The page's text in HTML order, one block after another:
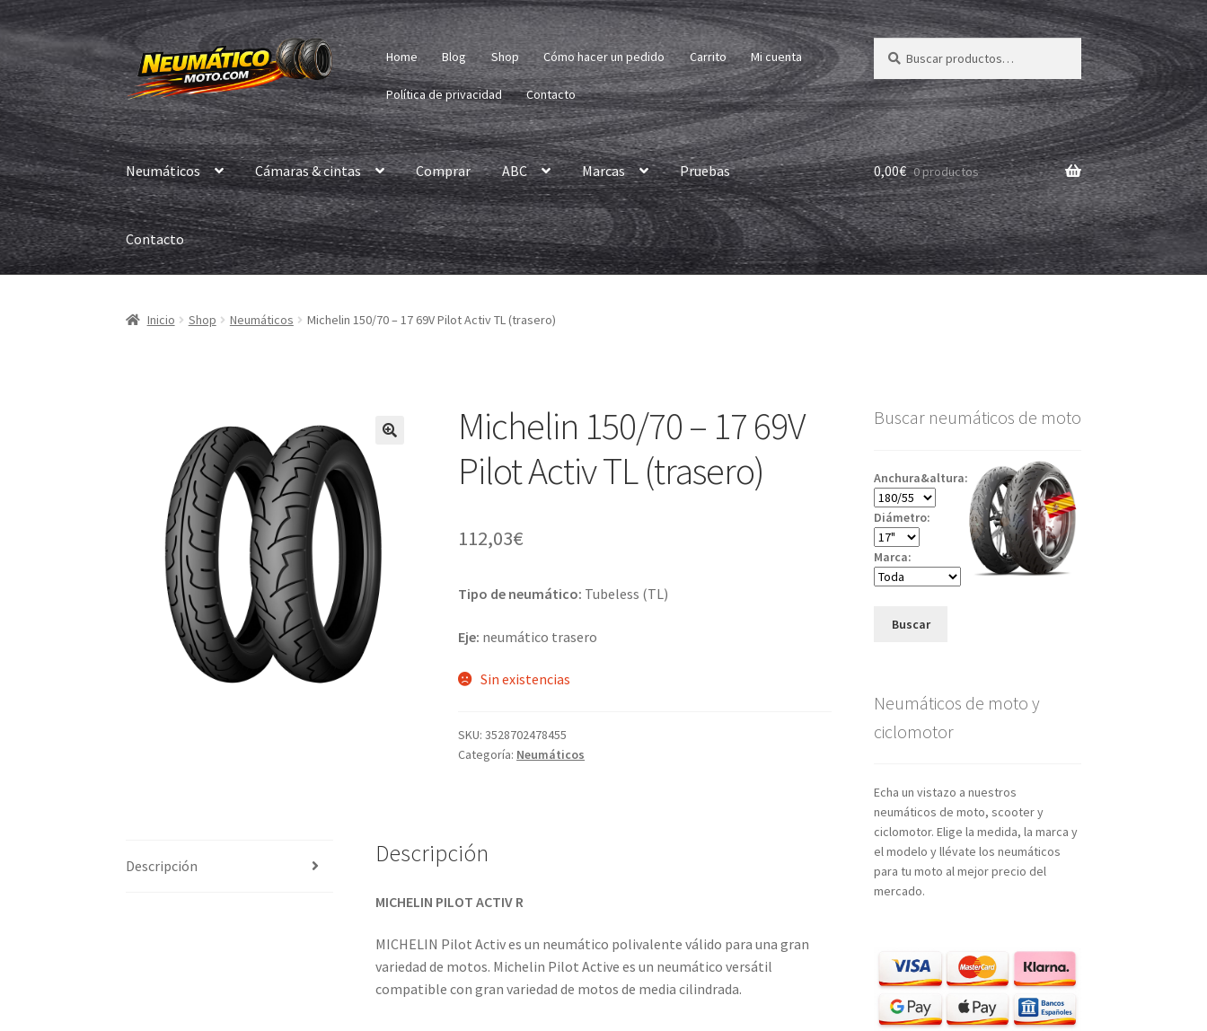
Ir
a
la
navegación
Ir
al
contenido
Home Blog Shop Cómo hacer un pedido Carrito Mi cuenta
Política de privacidad Contacto
Buscar
por:
Buscar
Neumáticos Cámaras & cintas Comprar ABC Marcas Pruebas
Contacto
0,00€ 0 productos
Inicio Shop Neumáticos Michelin 150/70 – 17 69V Pilot Activ TL (trasero)
Michelin 150/70 – 17 69V
Pilot Activ TL (trasero)
112,03€
Tipo de neumático: Tubeless (TL)
Eje: neumático trasero
Sin existencias
SKU:3528702478455
Categoría: Neumáticos
Descripción Descripción
MICHELIN PILOT ACTIV R
MICHELIN Pilot Activ es un neumático polivalente válido para una gran
variedad de motos. Michelin Pilot Active es un neumático versátil
compatible con gran variedad de motos de media cilindrada.
Buscar neumáticos de moto
Anchura&altura:
Diámetro:
Marca:
Buscar
Neumáticos de moto y
ciclomotor
Echa un vistazo a nuestros
neumáticos de moto, scooter y
ciclomotor. Elige la medida, la marca y
el modelo y llévate los neumáticos
para tu moto al mejor precio del
mercado.